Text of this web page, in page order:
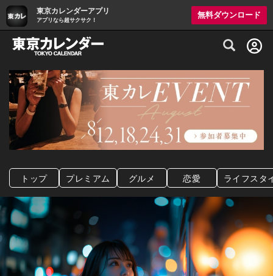
東京カレンダーアプリ
アプリなら超サクサク！
無料ダウンロード
グルメ情報・プレミアムレストラン予約
トップ プレミアム グルメ 恋愛 ライフスタ